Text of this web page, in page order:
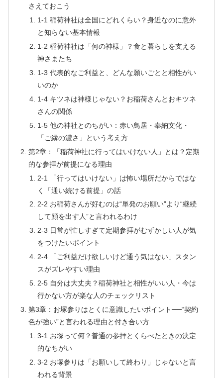
さえておこう
1-1 稲荷神社は全国にどれくらい？身近なのに意外
と知らない基本情報
1-2 稲荷神社は「何の神様」？食と暮らしを支える
神さまたち
1-3 代表的なご利益と、どんな願いごとと相性がい
いのか
1-4 キツネは神様じゃない？お稲荷さんとおキツネ
さんの関係
1-5 他の神社とのちがい：赤い鳥居・奉納文化・
「ご縁の濃さ」という考え方
第2章：「稲荷神社に行ってはいけない人」とは？定期
的な参拝が前提になる理由
2-1 「行ってはいけない」は怖い場所だからではな
く「通い続ける前提」の話
2-2 お稲荷さんが好むのは“単発のお願い”より“継続
して顔を出す人”と言われるわけ
2-3 日常が忙しすぎて定期参拝がむずかしい人が気
をつけたいポイント
2-4 「ご利益だけ欲しいけど通う気はない」スタン
スがズレやすい理由
2-5 自分は大丈夫？稲荷神社と相性がいい人・今は
行かない方が楽な人のチェックリスト
第3章：お塚参りはとくに意識したいポイント──“契約
色が強い”と言われる理由と付き合い方
3-1 お塚って何？普通の参拝とくらべたときの決定
的なちがい
3-2 お塚参りは「お願いして終わり」じゃないと言
われる背景